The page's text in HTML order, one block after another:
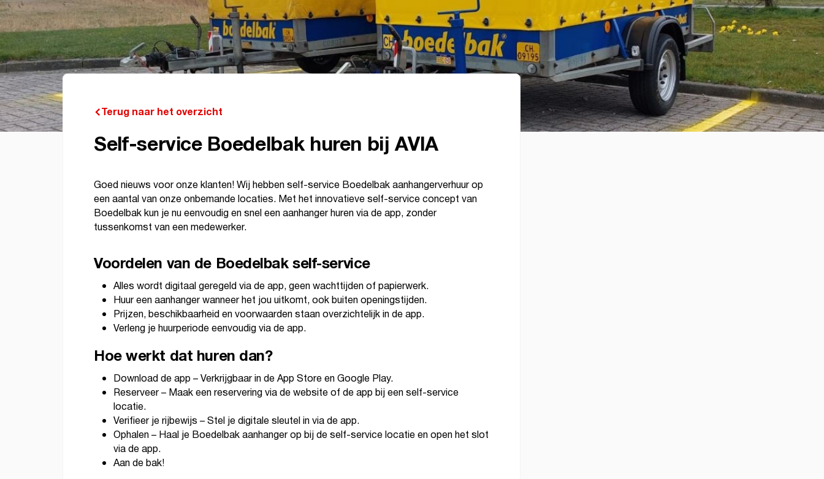
Terug naar het overzicht
Self-service Boedelbak huren bij AVIA
Goed nieuws voor onze klanten! Wij hebben self-service Boedelbak aanhangerverhuur op
een aantal van onze onbemande locaties. Met het innovatieve self-service concept van
Boedelbak kun je nu eenvoudig en snel een aanhanger huren via de app, zonder
tussenkomst van een medewerker.
Voordelen van de Boedelbak self-service
Alles wordt digitaal geregeld via de app, geen wachttijden of papierwerk.
Huur een aanhanger wanneer het jou uitkomt, ook buiten openingstijden.
Prijzen, beschikbaarheid en voorwaarden staan overzichtelijk in de app.
Verleng je huurperiode eenvoudig via de app.
Hoe werkt dat huren dan?
Download de app – Verkrijgbaar in de App Store en Google Play.
Reserveer – Maak een reservering via de website of de app bij een self-service
locatie.
Verifieer je rijbewijs – Stel je digitale sleutel in via de app.
Ophalen – Haal je Boedelbak aanhanger op bij de self-service locatie en open het slot
via de app.
Aan de bak!